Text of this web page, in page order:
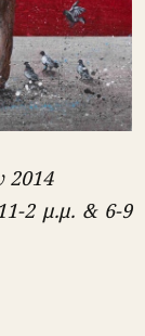
2014
2 μ.μ. & 6-9